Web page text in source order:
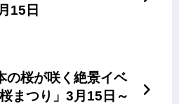
15日
の桜が咲く絶景イベ
まつり」3月15日～